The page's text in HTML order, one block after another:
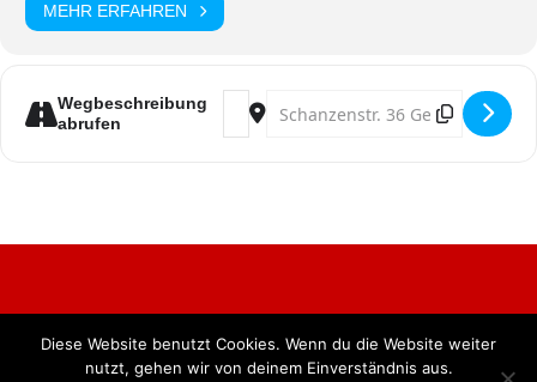
MEHR ERFAHREN
Wegbeschreibung
abrufen
Address - Stunksitzung (TV
Destination Address -
Alle Rechte vorbehalten. BKB Verlag GmbH
Diese Website benutzt Cookies. Wenn du die Website weiter
nutzt, gehen wir von deinem Einverständnis aus.